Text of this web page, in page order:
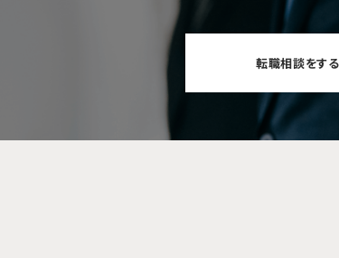
転職相談をする